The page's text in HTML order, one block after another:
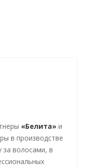
«Белита» и
в производстве
за волосами, в